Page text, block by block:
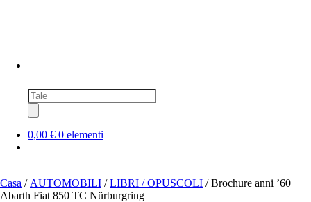
Ricerca
prodotti
0,00 € 0 elementi
Casa / AUTOMOBILI /LIBRI / OPUSCOLI / Brochure anni ’60
Abarth Fiat 850 TC Nürburgring